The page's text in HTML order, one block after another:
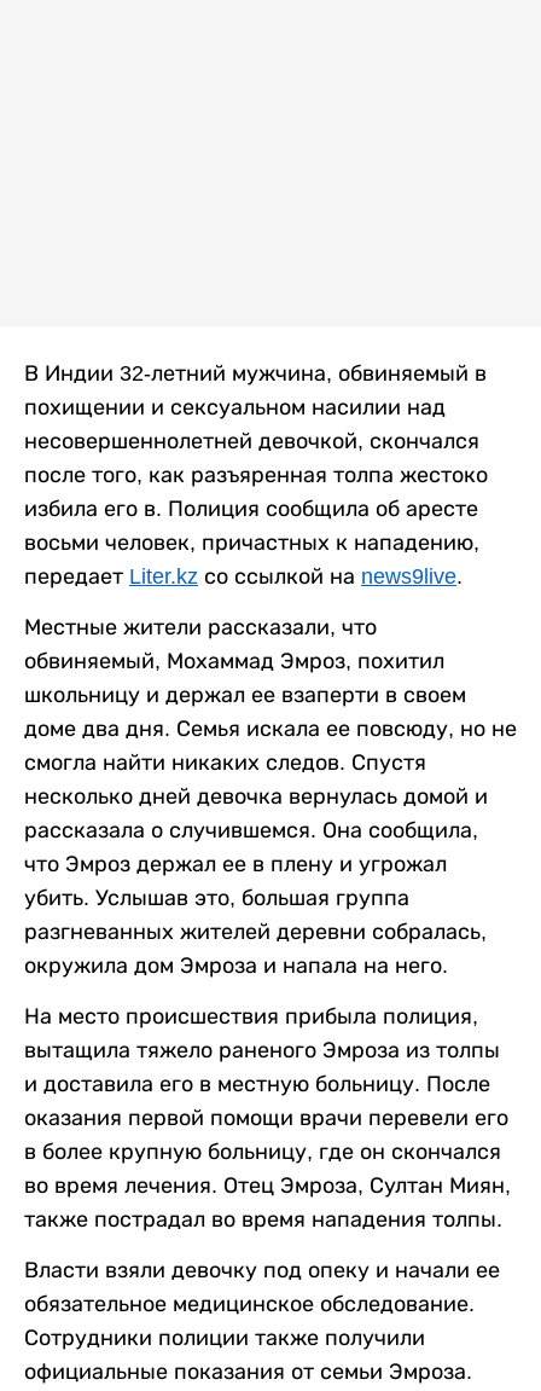
В Индии 32-летний мужчина, обвиняемый в
похищении и сексуальном насилии над
несовершеннолетней девочкой, скончался
после того, как разъяренная толпа жестоко
избила его в. Полиция сообщила об аресте
восьми человек, причастных к нападению,
передает Liter.kz со ссылкой на news9live.
Местные жители рассказали, что
обвиняемый, Мохаммад Эмроз, похитил
школьницу и держал ее взаперти в своем
доме два дня. Семья искала ее повсюду, но не
смогла найти никаких следов. Спустя
несколько дней девочка вернулась домой и
рассказала о случившемся. Она сообщила,
что Эмроз держал ее в плену и угрожал
убить. Услышав это, большая группа
разгневанных жителей деревни собралась,
окружила дом Эмроза и напала на него.
На место происшествия прибыла полиция,
вытащила тяжело раненого Эмроза из толпы
и доставила его в местную больницу. После
оказания первой помощи врачи перевели его
в более крупную больницу, где он скончался
во время лечения. Отец Эмроза, Султан Миян,
также пострадал во время нападения толпы.
Власти взяли девочку под опеку и начали ее
обязательное медицинское обследование.
Сотрудники полиции также получили
официальные показания от семьи Эмроза.